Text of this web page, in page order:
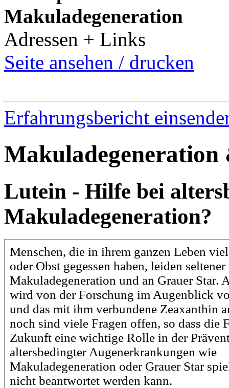
Makuladegeneration
Adressen + Links
Seite ansehen / drucken
Erfahrungsbericht
Lutein - Hilfe bei
Makuladegeneration?
Menschen, die in ihrem ganzen Leben
oder Obst gegessen haben, leiden seltener
Makuladegeneration und an Grauer Star.
wird von der Forschung im Augenblick
und das mit ihm verbundene Zeaxanthin
noch sind viele Fragen offen, so dass die
Zukunft eine wichtige Rolle in der
altersbedingter Augenerkrankungen wie
Makuladegeneration oder Grauer Star
nicht beantwortet werden kann.